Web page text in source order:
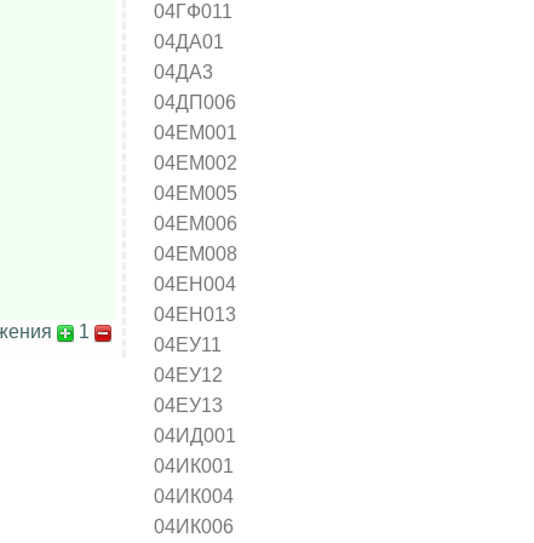
04ГФ011
04ДА01
04ДА3
04ДП006
04ЕМ001
04ЕМ002
04ЕМ005
04ЕМ006
04ЕМ008
04ЕН004
04ЕН013
04ЕУ11
04ЕУ12
04ЕУ13
04ИД001
04ИК001
04ИК004
04ИК006
1